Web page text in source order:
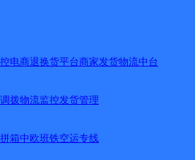
电商退换货平台商家发货物流中台
拨物流监控发货管理
箱中欧班铁空运专线
顺市普定县城关镇老四小对面